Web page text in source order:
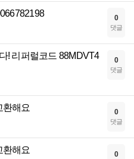
0
댓글
! 리퍼럴코드 88MDVT4
0
댓글
환해요 0
댓글
환해요 0